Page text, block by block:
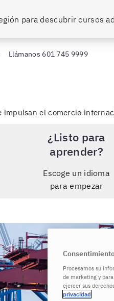
para descubrir cursos
Llámanos 601 745 9999
impulsan el comercio
¿Listo para
aprender?
Escoge un idioma
para empezar
Procesamos su
de marketing y
ejercer sus
privacidad